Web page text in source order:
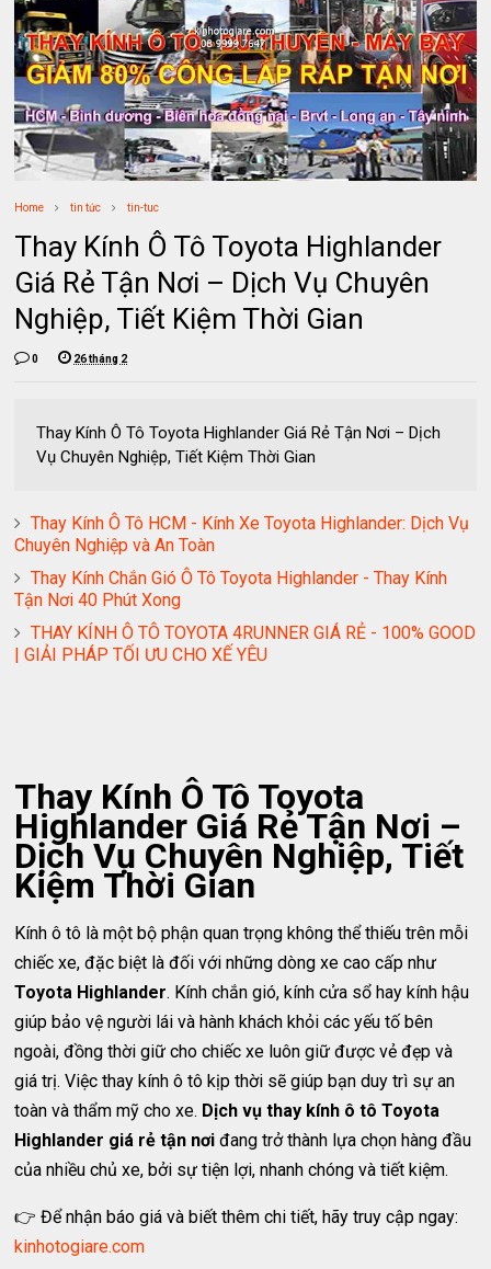
Home tin tức tin-tuc
Thay Kính Ô Tô Toyota Highlander
Giá Rẻ Tận Nơi – Dịch Vụ Chuyên
Nghiệp, Tiết Kiệm Thời Gian
0 26 tháng 2
Thay Kính Ô Tô Toyota Highlander Giá Rẻ Tận Nơi – Dịch
Vụ Chuyên Nghiệp, Tiết Kiệm Thời Gian
Thay Kính Ô Tô HCM - Kính Xe Toyota Highlander: Dịch Vụ
Chuyên Nghiệp và An Toàn
Thay Kính Chắn Gió Ô Tô Toyota Highlander - Thay Kính
Tận Nơi 40 Phút Xong
THAY KÍNH Ô TÔ TOYOTA 4RUNNER GIÁ RẺ - 100% GOOD
| GIẢI PHÁP TỐI ƯU CHO XẾ YÊU
Thay Kính Ô Tô Toyota
Highlander Giá Rẻ Tận Nơi –
Dịch Vụ Chuyên Nghiệp, Tiết
Kiệm Thời Gian
Kính ô tô là một bộ phận quan trọng không thể thiếu trên mỗi
chiếc xe, đặc biệt là đối với những dòng xe cao cấp như
Toyota Highlander. Kính chắn gió, kính cửa sổ hay kính hậu
giúp bảo vệ người lái và hành khách khỏi các yếu tố bên
ngoài, đồng thời giữ cho chiếc xe luôn giữ được vẻ đẹp và
giá trị. Việc thay kính ô tô kịp thời sẽ giúp bạn duy trì sự an
toàn và thẩm mỹ cho xe. Dịch vụ thay kính ô tô Toyota
Highlander giá rẻ tận nơi đang trở thành lựa chọn hàng đầu
của nhiều chủ xe, bởi sự tiện lợi, nhanh chóng và tiết kiệm.
👉 Để nhận báo giá và biết thêm chi tiết, hãy truy cập ngay:
kinhotogiare.com